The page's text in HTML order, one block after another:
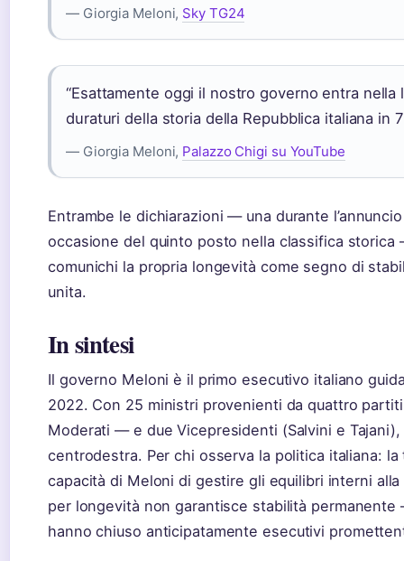
— Giorgia Meloni, Sky TG24
“Esattamente oggi il nostro governo entra
duraturi della storia della Repubblica italiana in
— Giorgia Meloni, Palazzo Chigi su YouTube
Entrambe le dichiarazioni — una durante
occasione del quinto posto nella classifica
comunichi la propria longevità come segno di
unita.
In sintesi
Il governo Meloni è il primo esecutivo italiano
2022. Con 25 ministri provenienti da quattro
Moderati — e due Vicepresidenti (Salvini e
centrodestra. Per chi osserva la politica italiana:
capacità di Meloni di gestire gli equilibri interni
per longevità non garantisce stabilità
hanno chiuso anticipatamente esecutivi